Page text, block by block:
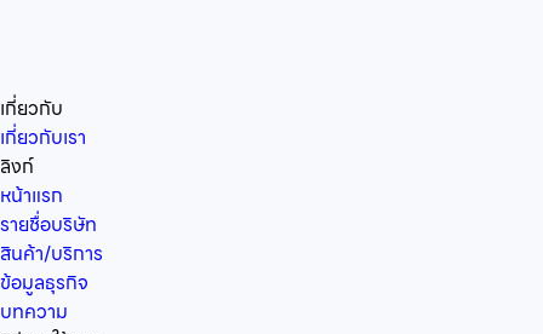
เกี่ยวกับ
เกี่ยวกับเรา
ลิงก์
หน้าแรก
รายชื่อบริษัท
สินค้า/บริการ
ข้อมูลธุรกิจ
บทความ